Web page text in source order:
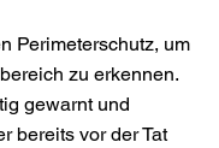
Perimeterschutz, um
zu erkennen.
gewarnt und
bereits vor der Tat